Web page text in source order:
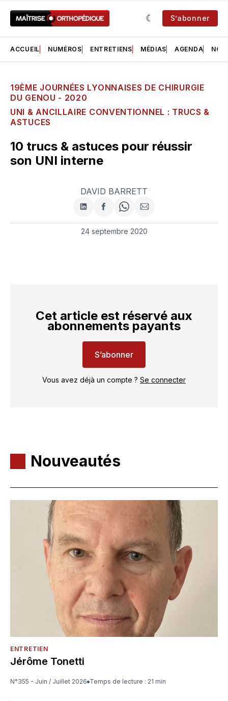
S’abonner
ACCUEIL NUMÉROS ENTRETIENS MÉDIAS AGENDA NOS
19ÈME JOURNÉES LYONNAISES DE CHIRURGIE
DU GENOU - 2020
UNI & ANCILLAIRE CONVENTIONNEL : TRUCS &
ASTUCES
10 trucs & astuces pour réussir
son UNI interne
DAVID BARRETT
Partager
sur
LinkedIn
Partager
sur
Facebook
Share
on
WhatsApp
Partager
par
courriel
24 septembre 2020
Cet article est réservé aux
abonnements payants
S’abonner
Vous avez déjà un compte ? Se connecter
Nouveautés
ENTRETIEN
Jérôme Tonetti
N°355 - Juin / Juillet 2026 Temps de lecture : 21 min